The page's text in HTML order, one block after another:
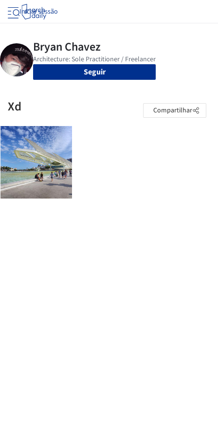
Iniciar sessão
Seguir
Xd Compartilhar